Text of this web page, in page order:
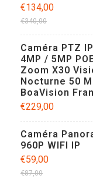
€134,00
€340,00
Caméra PTZ
4MP / 5MP
Zoom X30
Nocturne 50 M
BoaVision
€229,00
Caméra
960P WIFI IP
€59,00
€87,00